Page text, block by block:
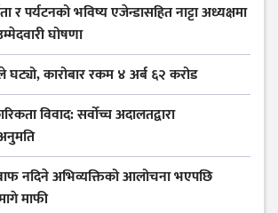
र पर्यटनको भविष्य एजेन्डासहित नाट्टा अध्यक्षमा
घोषणा
कारोबार रकम ४ अर्ब ६२ करोड
विवाद: सर्वोच्च अदालतद्वारा
नदिने अभिव्यक्तिको आलोचना भएपछि
माफी